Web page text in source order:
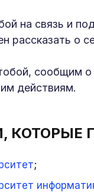
на связь и
о
сообщим о
действиям.
;